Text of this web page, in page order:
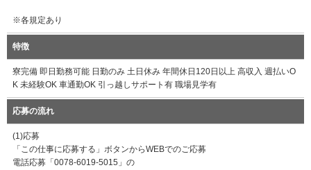
※各規定あり
特徴
寮完備 即日勤務可能 日勤のみ 土日休み 年間休日120日以上 高収入 週払いO
K 未経験OK 車通勤OK 引っ越しサポート有 職場見学有
応募の流れ
(1)応募
「この仕事に応募する」ボタンからWEBでのご応募
電話応募「0078-6019-5015」の